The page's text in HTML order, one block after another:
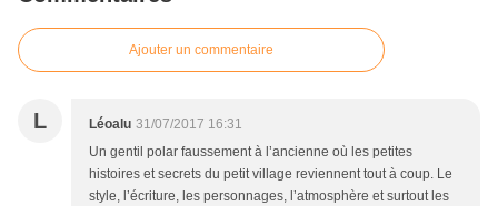
Ajouter un commentaire
L Léoalu 31/07/2017 16:31
Un gentil polar faussement à l’ancienne où les petites
histoires et secrets du petit village reviennent tout à coup. Le
style, l’écriture, les personnages, l’atmosphère et surtout les